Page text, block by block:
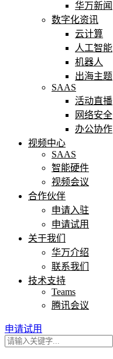
华万新闻
数字化资讯
云计算
人工智能
机器人
出海主题
SAAS
活动直播
网络安全
办公协作
视频中心
SAAS
智能硬件
视频会议
合作伙伴
申请入驻
申请试用
关于我们
华万介绍
联系我们
技术支持
Teams
腾讯会议
申请试用